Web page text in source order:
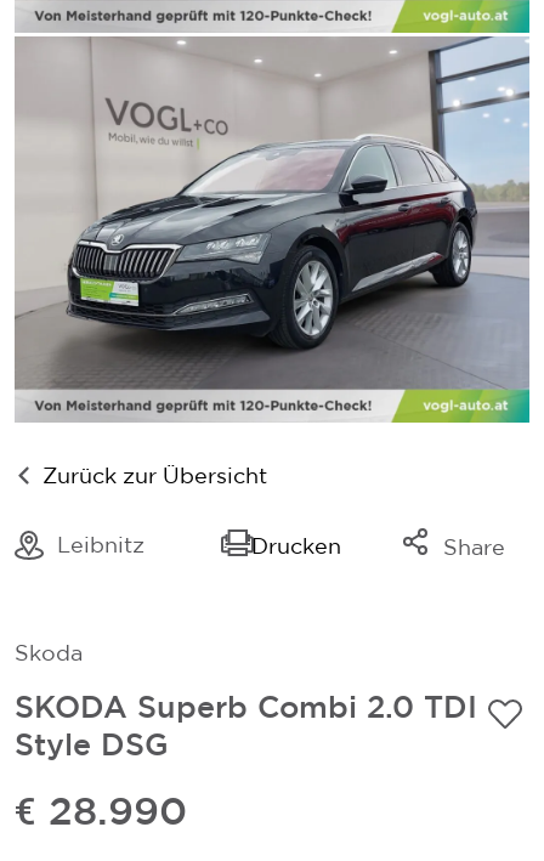
Zurück zur Übersicht
Leibnitz Drucken Share
Skoda
SKODA Superb Combi 2.0 TDI
Style DSG
€ 28.990